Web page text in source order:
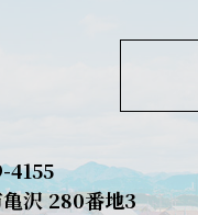
4155
沢 280番地3